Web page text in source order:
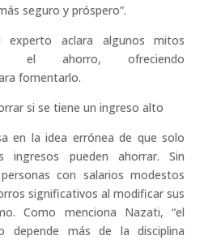
seguro y próspero”.
experto aclara algunos mitos
el ahorro, ofreciendo
fomentarlo.
si se tiene un ingreso alto
en la idea errónea de que solo
ingresos pueden ahorrar. Sin
con salarios modestos
significativos al modificar sus
Como menciona Nazati, “el
depende más de la disciplina